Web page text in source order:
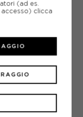
(ad es.
accesso) clicca